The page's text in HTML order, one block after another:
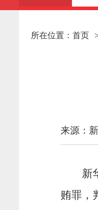
所在位置： 首页 >
来源：
新华
贿罪，